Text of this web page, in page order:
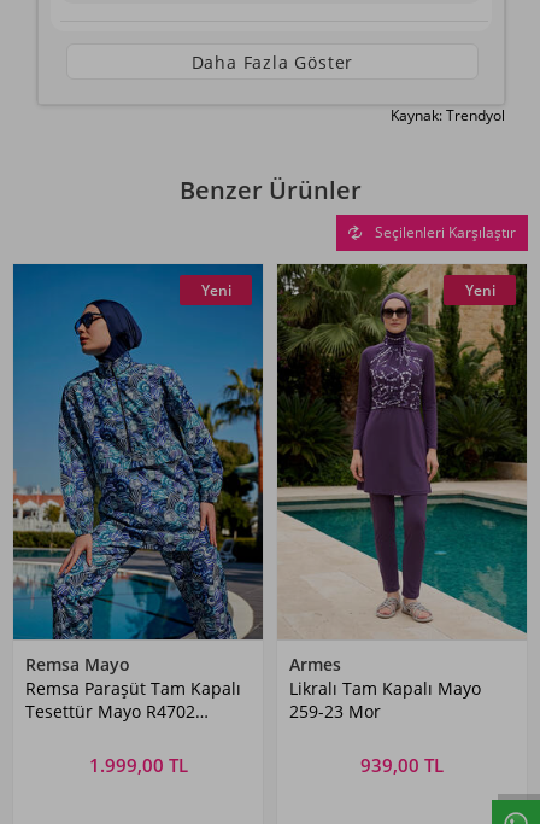
Daha Fazla Göster
Kaynak: Trendyol
Benzer Ürünler
Seçilenleri Karşılaştır
Yeni
Remsa Mayo
Remsa Paraşüt Tam Kapalı
Tesettür Mayo R4702
1.999,00 TL
Yeni
Armes
Likralı Tam Kapalı Mayo
259-23 Mor
939,00 TL